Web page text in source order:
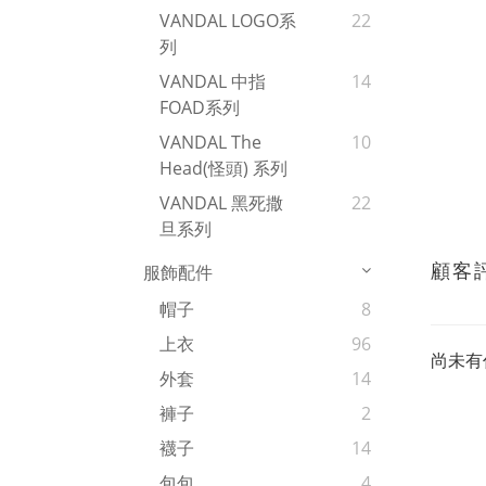
VANDAL LOGO系
列
22
VANDAL 中指
FOAD系列
14
VANDAL The
Head(怪頭) 系列
10
VANDAL 黑死撒
旦系列
22
服飾配件
帽子
8
上衣
96
外套
14
褲子
2
襪子
14
顧客
尚未